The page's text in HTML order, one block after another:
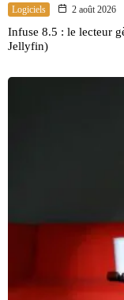
Logiciels 2 août 2026
Infuse 8.5 : le lecteur
Jellyfin)